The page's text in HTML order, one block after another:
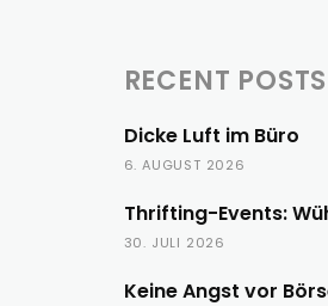
RECENT POSTS
Dicke Luft im Büro
6. AUGUST 2026
Thrifting-Events:
30. JULI 2026
Keine Angst vor